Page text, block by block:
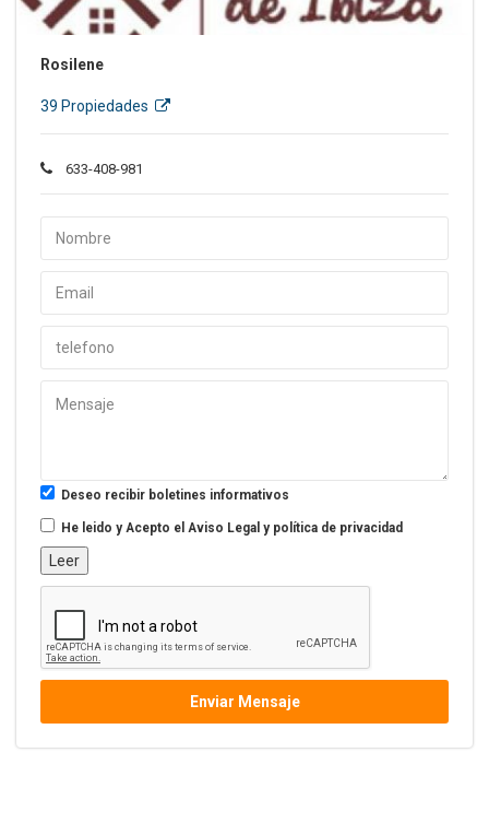
Rosilene
39 Propiedades
633-408-981
Deseo recibir boletines informativos
He leido y Acepto el Aviso Legal y política de privacidad
Leer
Enviar Mensaje